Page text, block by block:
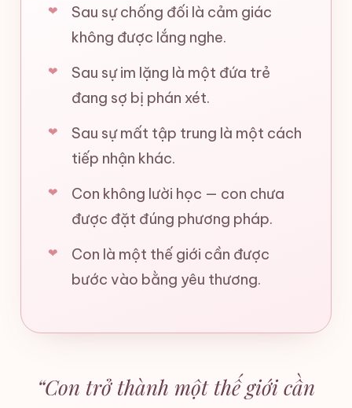
Sau sự chống đối là cảm giác
không được lắng nghe.
Sau sự im lặng là một đứa trẻ
đang sợ bị phán xét.
Sau sự mất tập trung là một cách
tiếp nhận khác.
Con không lười học — con chưa
được đặt đúng phương pháp.
Con là một thế giới cần được
bước vào bằng yêu thương.
“Con trở thành một thế giới cần